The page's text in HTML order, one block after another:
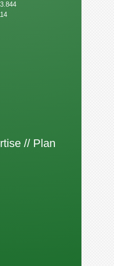
// Plan